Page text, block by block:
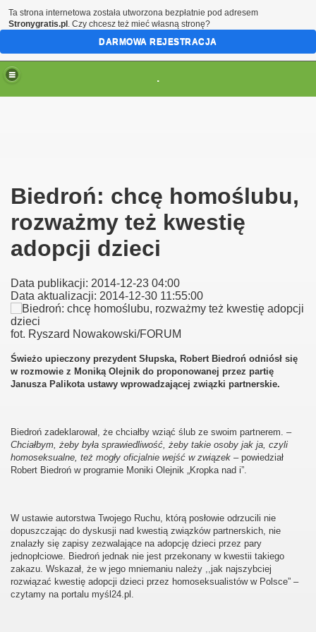
.
Biedroń: chcę homoślubu,
rozważmy też kwestię
adopcji dzieci
Data publikacji: 2014-12-23 04:00
Data aktualizacji: 2014-12-30 11:55:00
fot. Ryszard Nowakowski/FORUM
Świeżo upieczony prezydent Słupska, Robert Biedroń odniósł się
w rozmowie z Moniką Olejnik do proponowanej przez partię
Janusza Palikota ustawy wprowadzającej związki partnerskie.
Biedroń zadeklarował, że chciałby wziąć ślub ze swoim partnerem. –
Chciałbym, żeby była sprawiedliwość, żeby takie osoby jak ja, czyli
homoseksualne, też mogły oficjalnie wejść w związek – powiedział
Robert Biedroń w programie Moniki Olejnik „Kropka nad i”.
W ustawie autorstwa Twojego Ruchu, którą posłowie odrzucili nie
dopuszczając do dyskusji nad kwestią związków partnerskich, nie
znalazły się zapisy zezwalające na adopcję dzieci przez pary
jednopłciowe. Biedroń jednak nie jest przekonany w kwestii takiego
zakazu. Wskazał, że w jego mniemaniu należy ,,jak najszybciej
rozwiązać kwestię adopcji dzieci przez homoseksualistów w Polsce” –
czytamy na portalu myśl24.pl.
Ta strona internetowa została utworzona bezpłatnie pod adresem
Stronygratis.pl . Czy chcesz też mieć własną stronę?
DARMOWA REJESTRACJA